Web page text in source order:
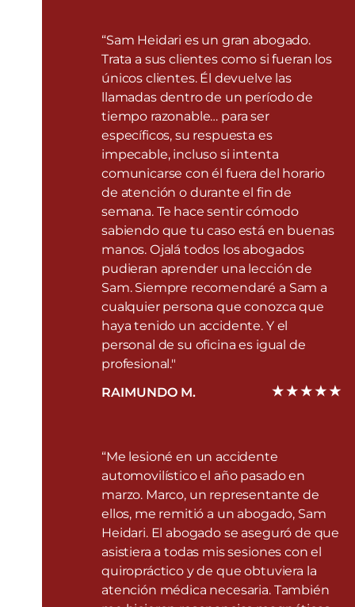
“Sam Heidari es un gran abogado.
Trata a sus clientes como si fueran los
únicos clientes. Él devuelve las
llamadas dentro de un período de
tiempo razonable… para ser
específicos, su respuesta es
impecable, incluso si intenta
comunicarse con él fuera del horario
de atención o durante el fin de
semana. Te hace sentir cómodo
sabiendo que tu caso está en buenas
manos. Ojalá todos los abogados
pudieran aprender una lección de
Sam. Siempre recomendaré a Sam a
cualquier persona que conozca que
haya tenido un accidente. Y el
personal de su oficina es igual de
profesional."
RAIMUNDO M.
“Me lesioné en un accidente
automovilístico el año pasado en
marzo. Marco, un representante de
ellos, me remitió a un abogado, Sam
Heidari. El abogado se aseguró de que
asistiera a todas mis sesiones con el
quiropráctico y de que obtuviera la
atención médica necesaria. También